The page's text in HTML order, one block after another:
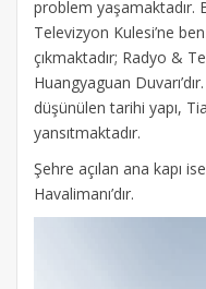
problem yaşamaktadır.
Televizyon Kulesi’ne
çıkmaktadır; Radyo &
Huangyaguan
düşünülen tarihi yapı,
yansıtmaktadır.
Şehre açılan ana kapı
Havalimanı’dır.